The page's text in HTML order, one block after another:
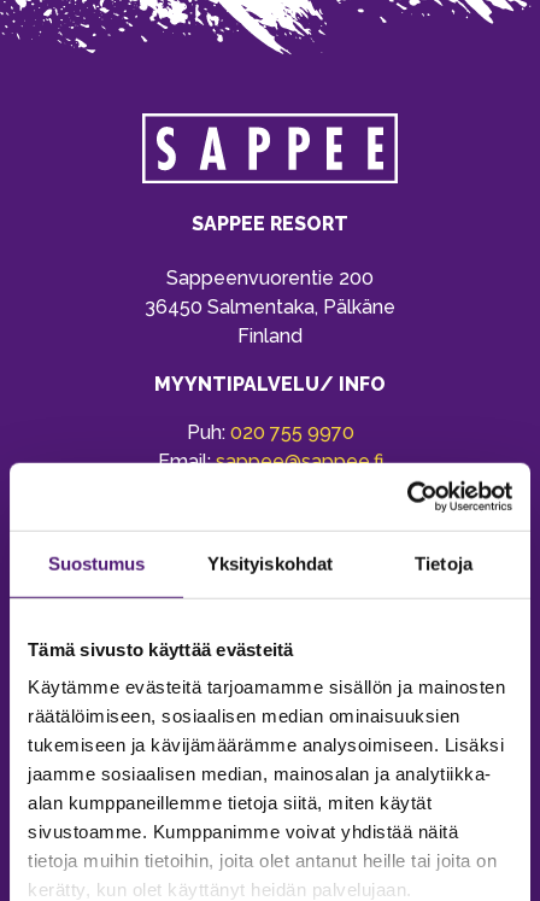
Suostumus Yksityiskohdat Tietoja
Tämä sivusto käyttää evästeitä
Käytämme evästeitä tarjoamamme sisällön ja mainosten
räätälöimiseen, sosiaalisen median ominaisuuksien
tukemiseen ja kävijämäärämme analysoimiseen. Lisäksi
jaamme sosiaalisen median, mainosalan ja analytiikka-
alan kumppaneillemme tietoja siitä, miten käytät
sivustoamme. Kumppanimme voivat yhdistää näitä
tietoja muihin tietoihin, joita olet antanut heille tai joita on
kerätty, kun olet käyttänyt heidän palvelujaan.
SAPPEE RESORT
Sappeenvuorentie 200
36450 Salmentaka, Pälkäne
Finland
MYYNTIPALVELU/ INFO
Puh: 020 755 9970
Email:sappee@sappee.fi
MAJOITUS